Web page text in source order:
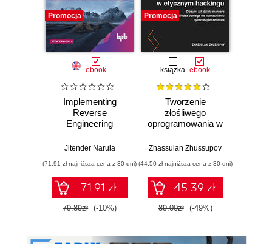
Promocja
ebook
Implementing
Reverse
Engineering
Jitender Narula
(71,91 zł najniższa cena z 30 dni)
71.91 zł
79.89zł (-10%)
Promocja
książka ebook
Tworzenie
złośliwego
oprogramowania w
hackingu. Zrozum,
i jak ta wiedza
pomaga we
wzmacnianiu
cyberbezpieczeństwa
Zhassulan Zhussupov
(44,50 zł najniższa cena z 30 dni)
45.39 zł
89.00zł (-49%)